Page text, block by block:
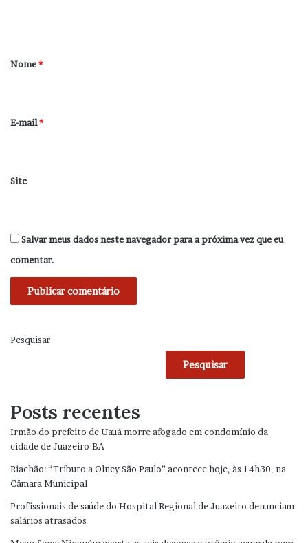
r
*
Nome*
E-mail*
Site
Salvar meus dados neste navegador para a próxima vez que eu
comentar.
Pesquisar
Pesquisar
Posts recentes
Irmão do prefeito de Uauá morre afogado em condomínio da
cidade de Juazeiro-BA
Riachão: “Tributo a Olney São Paulo” acontece hoje, às 14h30, na
Câmara Municipal
Profissionais de saúde do Hospital Regional de Juazeiro denunciam
salários atrasados